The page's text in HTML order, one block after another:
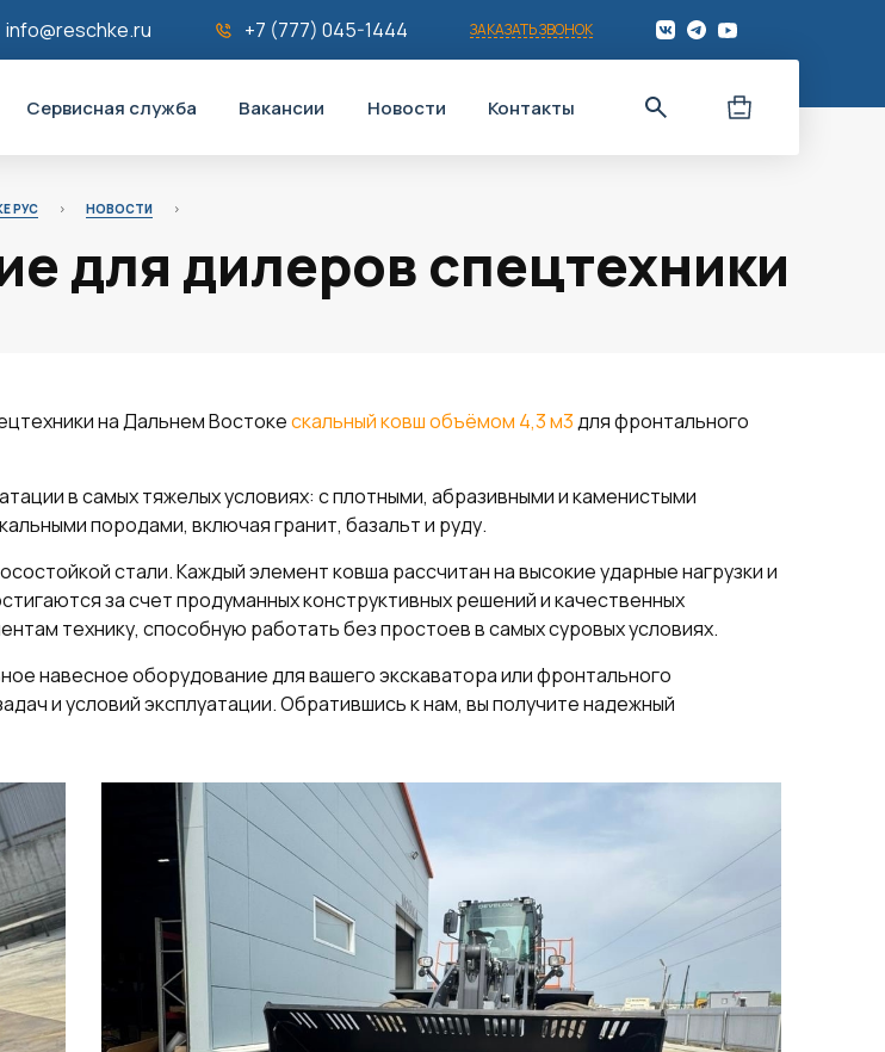
info@reschke.ru +7 (777) 045-1444 ЗАКАЗАТЬ ЗВОНОК
Сервисная служба Вакансии Новости Контакты
РУС > НОВОСТИ >
для дилеров спецтехники
на Дальнем Востокескальный ковш объёмом 4,3 м3для фронтального
в самых тяжелых условиях: с плотными, абразивными и каменистыми
породами, включая гранит, базальт и руду.
стали. Каждый элемент ковша рассчитан на высокие ударные нагрузки и
за счет продуманных конструктивных решений и качественных
технику, способную работать без простоев в самых суровых условиях.
навесное оборудование для вашего экскаватора или фронтального
и условий эксплуатации. Обратившись к нам, вы получите надежный